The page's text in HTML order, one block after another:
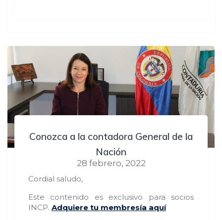
Conozca a la contadora General de la
Nación
28 febrero, 2022
Cordial saludo,
Este contenido es exclusivo para socios
INCP. Adquiere tu membresía aquí